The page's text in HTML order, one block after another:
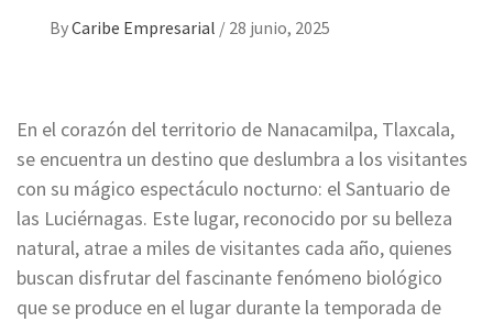
ByCaribe Empresarial / 28 junio, 2025
En el corazón del territorio de Nanacamilpa, Tlaxcala,
se encuentra un destino que deslumbra a los visitantes
con su mágico espectáculo nocturno: el Santuario de
las Luciérnagas. Este lugar, reconocido por su belleza
natural, atrae a miles de visitantes cada año, quienes
buscan disfrutar del fascinante fenómeno biológico
que se produce en el lugar durante la temporada de